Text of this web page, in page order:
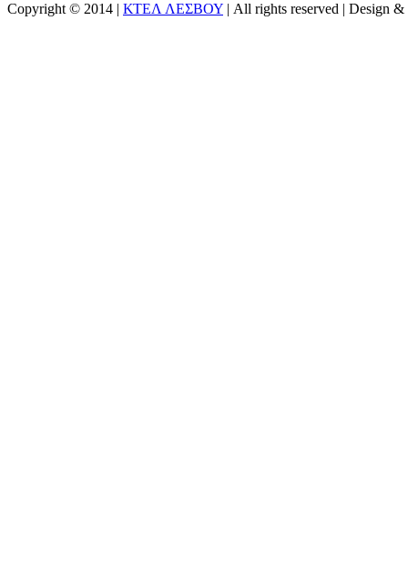
Copyright © 2014 | ΚΤΕΛ ΛΕΣΒΟΥ | All rights reserved | Design &